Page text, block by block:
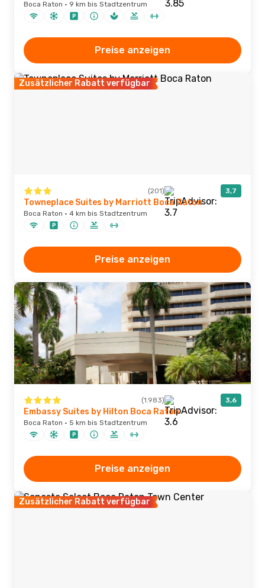
Boca Raton · 9 km bis Stadtzentrum
Preise anzeigen
Zusätzlicher Rabatt verfügbar
(201) 3,7
Towneplace Suites by Marriott Boca Raton
Boca Raton · 4 km bis Stadtzentrum
Preise anzeigen
(1.983) 3,6
Embassy Suites by Hilton Boca Raton
Boca Raton · 5 km bis Stadtzentrum
Preise anzeigen
Zusätzlicher Rabatt verfügbar